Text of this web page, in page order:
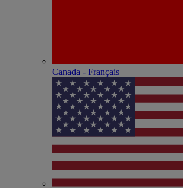
Canada - Français